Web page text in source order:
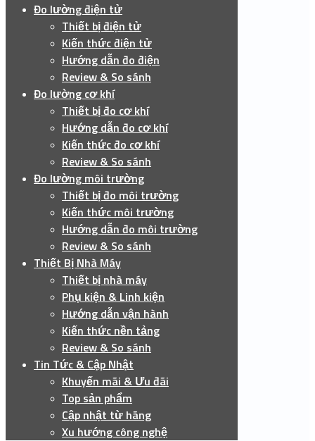
Đo lường điện tử
Thiết bị điện tử
Kiến thức điện tử
Hướng dẫn đo điện
Review & So sánh
Đo lường cơ khí
Thiết bị đo cơ khí
Hướng dẫn đo cơ khí
Kiến thức đo cơ khí
Review & So sánh
Đo lường môi trường
Thiết bị đo môi trường
Kiến thức môi trường
Hướng dẫn đo môi trường
Review & So sánh
Thiết Bị Nhà Máy
Thiết bị nhà máy
Phụ kiện & Linh kiện
Hướng dẫn vận hành
Kiến thức nền tảng
Review & So sánh
Tin Tức & Cập Nhật
Khuyến mãi & Ưu đãi
Top sản phẩm
Cập nhật từ hãng
Xu hướng công nghệ